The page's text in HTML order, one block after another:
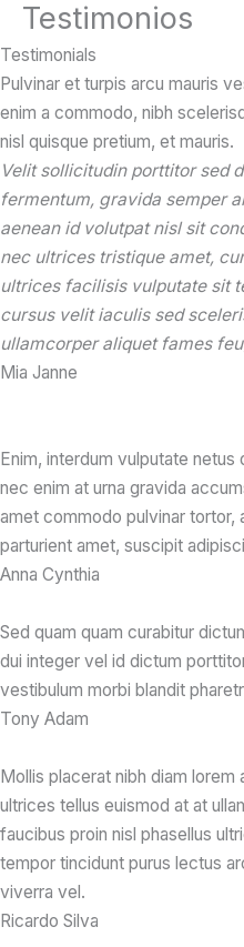
Testimonios
Testimonials
Pulvinar et turpis arcu mauris
enim a commodo, nibh
nisl quisque pretium, et mauris.
Velit sollicitudin porttitor sed
fermentum, gravida semper
aenean id volutpat nisl sit
nec ultrices tristique amet,
ultrices facilisis vulputate sit
cursus velit iaculis sed
ullamcorper aliquet fames
Mia Janne​
Enim, interdum vulputate netus
nec enim at urna gravida
amet commodo pulvinar tortor,
parturient amet, suscipit
Anna Cynthia​
Sed quam quam curabitur
dui integer vel id dictum
vestibulum morbi blandit
Tony Adam​
Mollis placerat nibh diam lorem
ultrices tellus euismod at at
faucibus proin nisl phasellus
tempor tincidunt purus lectus
viverra vel.​
Ricardo Silva​